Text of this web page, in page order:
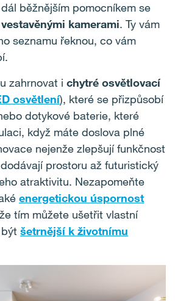
běžnějším pomocníkem se
kamerami. Ty vám
seznamu řeknou, co vám
zahrnovat i chytré osvětlovací
osvětlení), které se přizpůsobí
dotykové baterie, které
když máte doslova plné
nejenže zlepšují funkčnost
prostoru až futuristický
atraktivitu. Nezapomeňte
energetickou úspornost
tím můžete ušetřit vlastní
šetrnější k životnímu